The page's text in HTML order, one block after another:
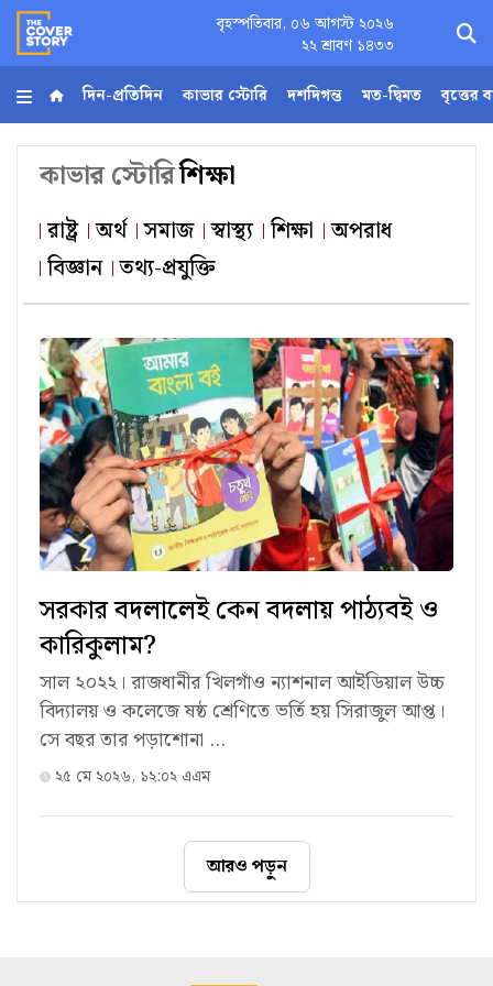
বৃহস্পতিবার, ০৬ আগস্ট ২০২৬
২২ শ্রাবণ ১৪৩৩
হোম
আর্কাইভ
কনভার্টার
Follow
Us
দিন-প্রতিদিন কাভার স্টোরি দশদিগন্ত মত-দ্বিমত বৃত্তের
কাভার স্টোরিশিক্ষা
রাষ্ট্র অর্থ সমাজ স্বাস্থ্য শিক্ষা অপরাধ
বিজ্ঞান তথ্য-প্রযুক্তি
সরকার বদলালেই কেন বদলায় পাঠ্যবই ও
কারিকুলাম?
সাল ২০২২। রাজধানীর খিলগাঁও ন্যাশনাল আইডিয়াল উচ্চ
বিদ্যালয় ও কলেজে ষষ্ঠ শ্রেণিতে ভর্তি হয় সিরাজুল আপ্ত।
সে বছর তার পড়াশোনা ...
২৫ মে ২০২৬, ১২:০২ এএম
আরও পড়ুন